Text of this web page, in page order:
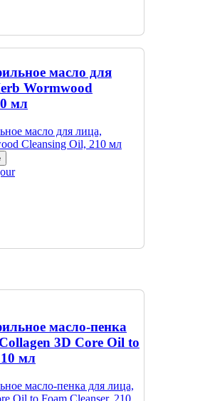
масло для
Wormwood
мл
масло-пенка
3D Core Oil to
мл